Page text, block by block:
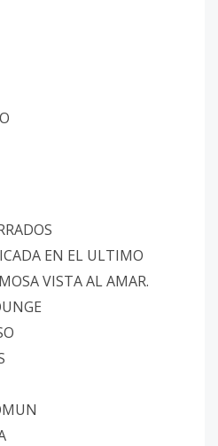
EN EL ULTIMO
VISTA AL AMAR.